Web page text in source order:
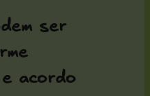
ser
acordo